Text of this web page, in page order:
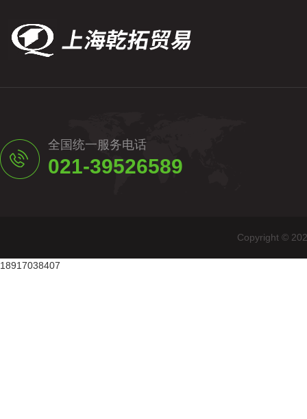
全国统一服务电话
021-39526589
Copyright ©
18917038407